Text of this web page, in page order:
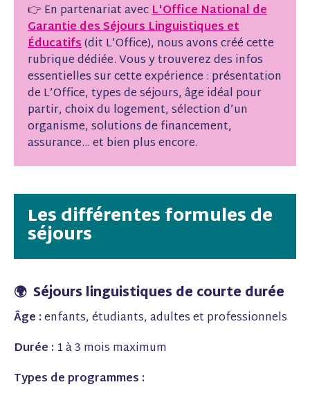
👉 En partenariat avecL'Office National de
Garantie des Séjours Linguistiques et
Éducatifs(dit L’Office), nous avons créé cette
rubrique dédiée. Vous y trouverez des infos
essentielles sur cette expérience : présentation
de L’Office, types de séjours, âge idéal pour
partir, choix du logement, sélection d’un
organisme, solutions de financement,
assurance… et bien plus encore.
Les différentes formules de
séjours
🌍 Séjours linguistiques de courte durée
Âge :enfants, étudiants, adultes et professionnels
Durée : 1 à 3 mois maximum
Types de programmes :